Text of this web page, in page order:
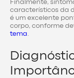
Finalmente,
característicos da
é um excelente
corpo, conforme
tema